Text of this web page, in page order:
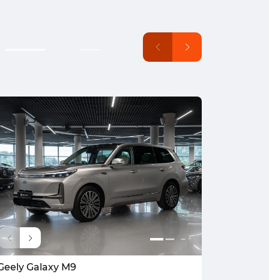
Galaxy M9